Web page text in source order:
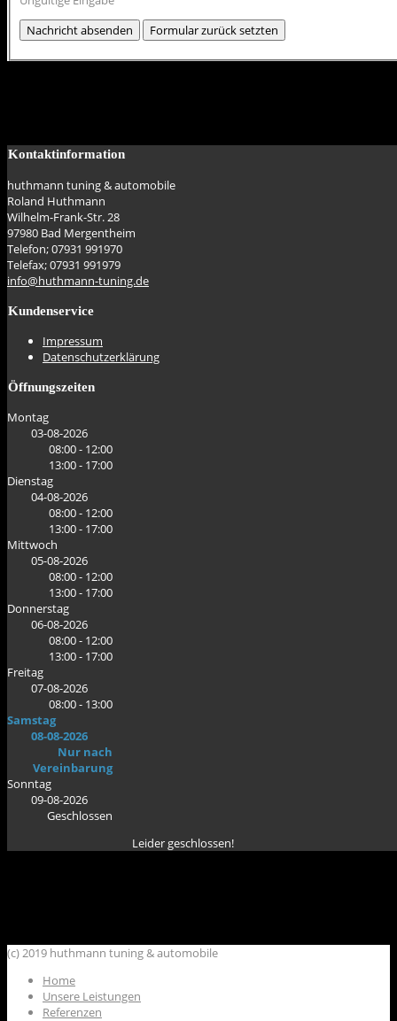
Kontaktinformation
huthmann tuning & automobile
Roland Huthmann
Wilhelm-Frank-Str. 28
97980 Bad Mergentheim
Telefon; 07931 991970
Telefax; 07931 991979
info@huthmann-tuning.de
Kundenservice
Impressum
Datenschutzerklärung
Öffnungszeiten
Montag
03-08-2026
08:00 - 12:00
13:00 - 17:00
Dienstag
04-08-2026
08:00 - 12:00
13:00 - 17:00
Mittwoch
05-08-2026
08:00 - 12:00
13:00 - 17:00
Donnerstag
06-08-2026
08:00 - 12:00
13:00 - 17:00
Freitag
07-08-2026
08:00 - 13:00
Samstag
08-08-2026
Nur nach
Vereinbarung
Sonntag
09-08-2026
Geschlossen
Leider geschlossen!
(c) 2019 huthmann tuning & automobile
Home
Unsere Leistungen
Referenzen